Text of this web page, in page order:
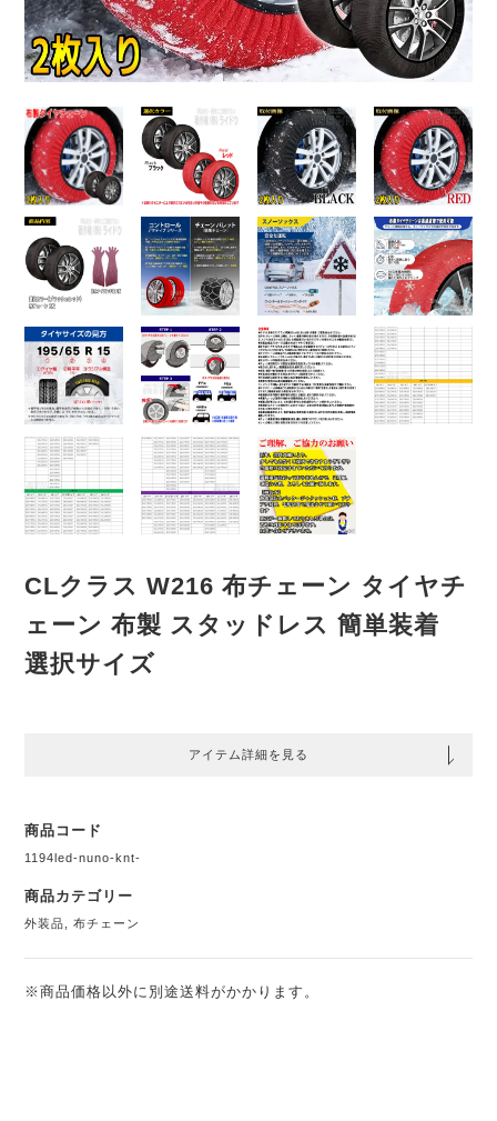
CLクラス W216 布チェーン タイヤチ
ェーン 布製 スタッドレス 簡単装着
選択サイズ
アイテム詳細を見る
商品コード
1194led-nuno-knt-
商品カテゴリー
外装品 ,布チェーン
※商品価格以外に別途送料がかかります。